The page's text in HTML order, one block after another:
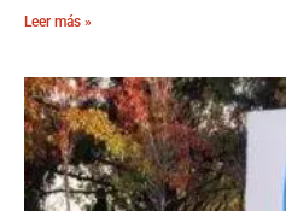
Leer más »